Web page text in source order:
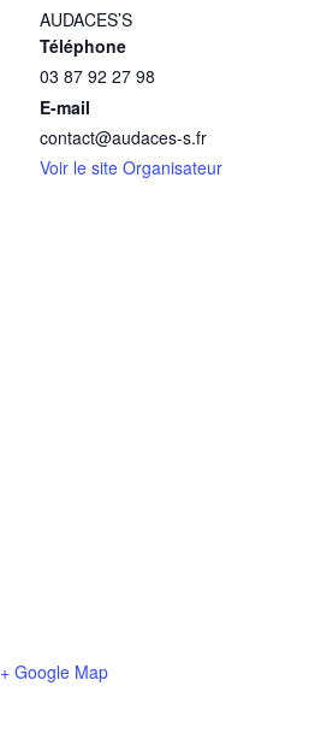
AUDACES’S
Téléphone
03 87 92 27 98
E-mail
contact@audaces-s.fr
Voir le site Organisateur
+ Google Map